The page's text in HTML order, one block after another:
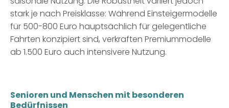
stark je nach Preisklasse: Während Einsteigermodelle
für 500-800 Euro hauptsächlich für gelegentliche
Fahrten konzipiert sind, verkraften Premiummodelle
ab 1.500 Euro auch intensivere Nutzung.
Senioren und Menschen mit besonderen
Bedürfnissen